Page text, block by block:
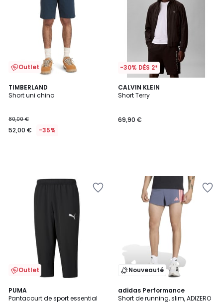
Outlet
TIMBERLAND
Short uni chino
80,00 €
52,00 € -35%
-30% DÈS 2*
CALVIN KLEIN
Short Terry
69,90 €
Outlet
PUMA
Pantacourt de sport essential
4,5
/ 5
Nouveauté
adidas Performance
Short de running, slim, ADIZERO
4,6
/ 5